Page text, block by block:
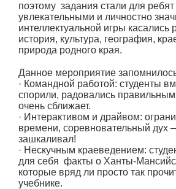
поэтому задания стали для
увлекательными и личностно
интеллектуальной игры касались
история, культура, география,
природа родного края.
Данное мероприятие
· Командной работой: студенты
спорили, радовались
очень сближает.
· Интерактивом и драйвом:
времени, соревновательный дух
зашкаливал!
· Нескучным краеведением:
для себя факты о Ханты-
которые вряд ли просто так
учебнике.